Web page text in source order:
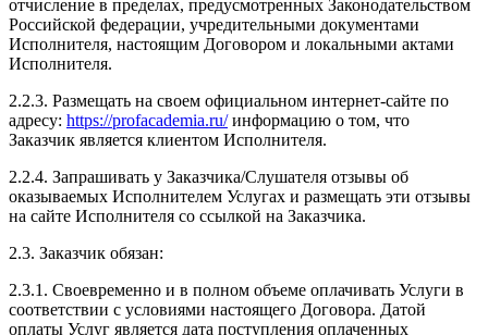
отчисление в пределах, предусмотренных Законодательством
Российской федерации, учредительными документами
Исполнителя, настоящим Договором и локальными актами
Исполнителя.
2.2.3. Размещать на своем официальном интернет-сайте по
адресу: https://profacademia.ru/информацию о том, что
Заказчик является клиентом Исполнителя.
2.2.4. Запрашивать у Заказчика/Слушателя отзывы об
оказываемых Исполнителем Услугах и размещать эти отзывы
на сайте Исполнителя со ссылкой на Заказчика.
2.3. Заказчик обязан:
2.3.1. Своевременно и в полном объеме оплачивать Услуги в
соответствии с условиями настоящего Договора. Датой
оплаты Услуг является дата поступления оплаченных